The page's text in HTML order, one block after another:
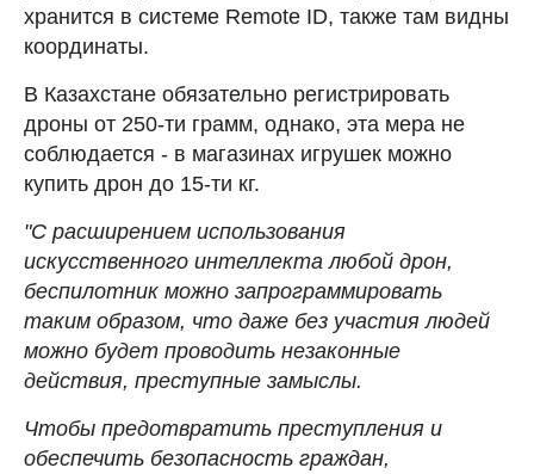
хранится в системе Remote ID, также там видны
координаты.
В Казахстане обязательно регистрировать
дроны от 250-ти грамм, однако, эта мера не
соблюдается - в магазинах игрушек можно
купить дрон до 15-ти кг.
"С расширением использования
искусственного интеллекта любой дрон,
беспилотник можно запрограммировать
таким образом, что даже без участия людей
можно будет проводить незаконные
действия, преступные замыслы.
Чтобы предотвратить преступления и
обеспечить безопасность граждан,